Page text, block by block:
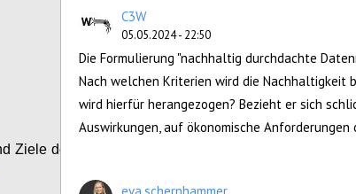
Configure
Ziele der Datenstrategie
C3W
05.05.2024 - 22:50
Die Formulierung "nachhaltig durchdachte
Nach welchen Kriterien wird die
wird hierfür herangezogen? Bezieht er sich
Auswirkungen, auf ökonomische